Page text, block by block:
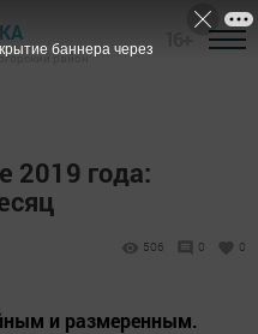
район
2019 года:
506 0 0
и размеренным.
баннера через